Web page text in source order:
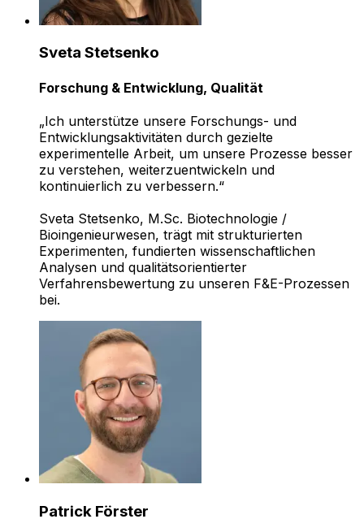
Sveta Stetsenko
Forschung & Entwicklung, Qualität
„Ich unterstütze unsere Forschungs- und
Entwicklungsaktivitäten durch gezielte
experimentelle Arbeit, um unsere Prozesse besser
zu verstehen, weiterzuentwickeln und
kontinuierlich zu verbessern.“
Sveta Stetsenko, M.Sc. Biotechnologie /
Bioingenieurwesen, trägt mit strukturierten
Experimenten, fundierten wissenschaftlichen
Analysen und qualitätsorientierter
Verfahrensbewertung zu unseren F&E-Prozessen
bei.
Patrick Förster